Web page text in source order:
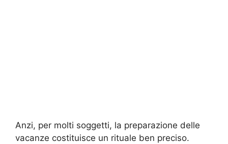
Anzi, per molti soggetti, la preparazione delle
vacanze costituisce un rituale ben preciso.